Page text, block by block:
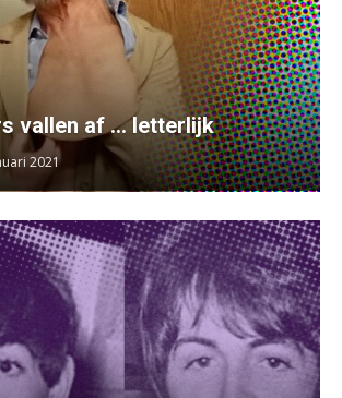
vallen af … letterlijk
2021